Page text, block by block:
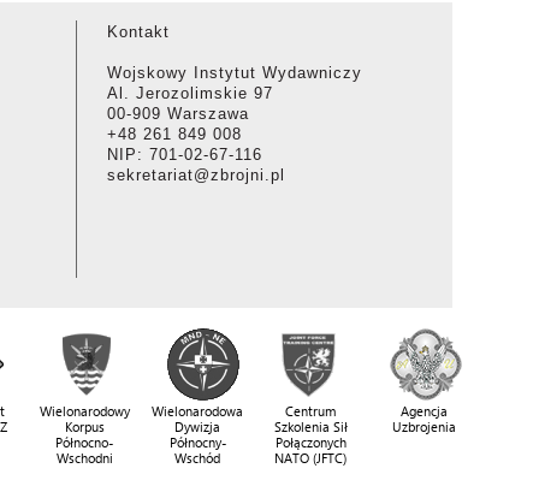
Kontakt
Wojskowy Instytut Wydawniczy
Al. Jerozolimskie 97
00-909 Warszawa
+48 261 849 008
NIP: 701-02-67-116
sekretariat@zbrojni.pl
Wielonarodowy
Korpus
Północno-
Wschodni
Wielonarodowa
Dywizja
Północny-
Wschód
Centrum
Szkolenia Sił
Połączonych
NATO (JFTC)
Agencja
Uzbrojenia